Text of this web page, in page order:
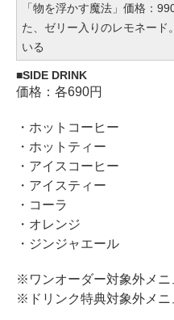
「物を浮かす魔法」価格：
た、ゼリー入りのレモネード
いる
SIDE DRINK
価格：各690円
・ホットコーヒー
・ホットティー
・アイスコーヒー
・アイスティー
・コーラ
・オレンジ
・ジンジャエール
※ワンオーダー対象外メニ
※ドリンク特典対象外メニ